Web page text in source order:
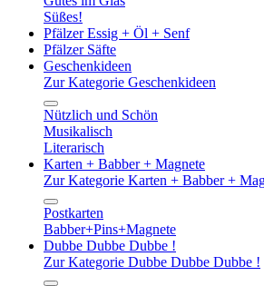
Süßes!
Pfälzer Essig + Öl + Senf
Pfälzer Säfte
Geschenkideen
Zur Kategorie Geschenkideen
Nützlich und Schön
Musikalisch
Literarisch
Karten + Babber + Magnete
Zur Kategorie Karten + Babber +
Postkarten
Babber+Pins+Magnete
Dubbe Dubbe Dubbe !
Zur Kategorie Dubbe Dubbe Dubbe !